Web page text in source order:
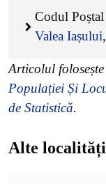
Codul
Valea Iașului,
Articolul
Populației Și
de Statistică.
Alte